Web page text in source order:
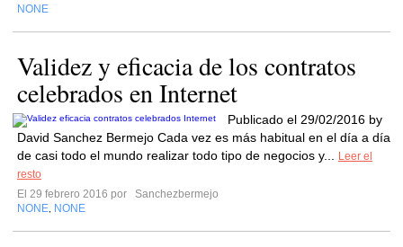
NONE
Validez y eficacia de los contratos
celebrados en Internet
Publicado el 29/02/2016 by
David Sanchez Bermejo Cada vez es más habitual en el día a día
de casi todo el mundo realizar todo tipo de negocios y...
Leer el
resto
El 29 febrero 2016 por
Sanchezbermejo
NONE NONE